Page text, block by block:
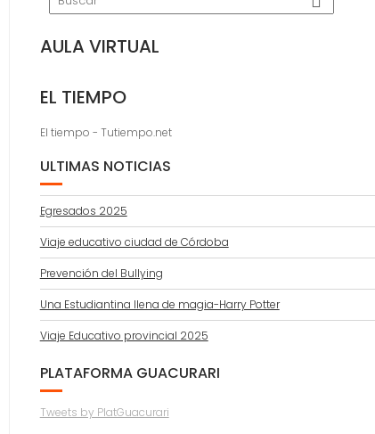
AULA VIRTUAL
EL TIEMPO
El tiempo - Tutiempo.net
ULTIMAS NOTICIAS
Egresados 2025
Viaje educativo ciudad de Córdoba
Prevención del Bullying
Una Estudiantina llena de magia-Harry Potter
Viaje Educativo provincial 2025
PLATAFORMA GUACURARI
Tweets by PlatGuacurari